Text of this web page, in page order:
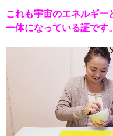
これも宇宙のエネルギー
一体になっている証です。